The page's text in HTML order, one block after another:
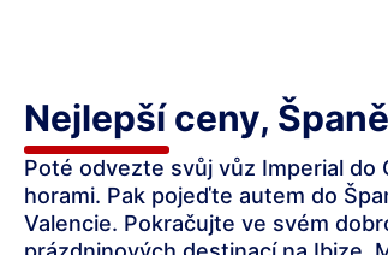
Nejlepší ceny,
Poté odvezte svůj vůz Imperial do
horami. Pak pojeďte autem do
Valencie. Pokračujte ve svém